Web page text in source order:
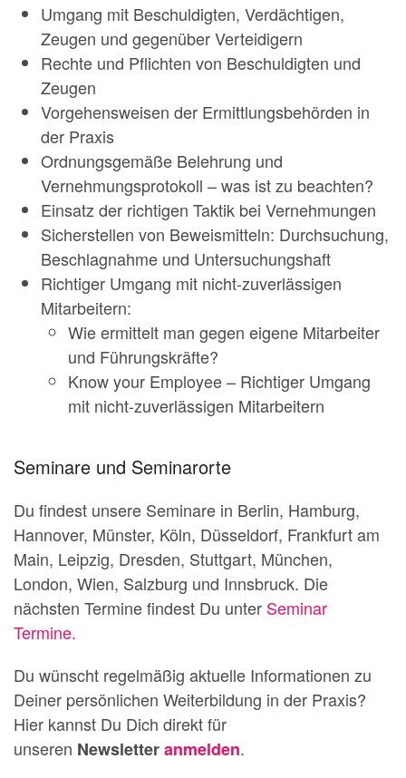
Umgang mit Beschuldigten, Verdächtigen,
Zeugen und gegenüber Verteidigern
Rechte und Pflichten von Beschuldigten und
Zeugen
Vorgehensweisen der Ermittlungsbehörden in
der Praxis
Ordnungsgemäße Belehrung und
Vernehmungsprotokoll – was ist zu beachten?
Einsatz der richtigen Taktik bei Vernehmungen
Sicherstellen von Beweismitteln: Durchsuchung,
Beschlagnahme und Untersuchungshaft
Richtiger Umgang mit nicht-zuverlässigen
Mitarbeitern:
Wie ermittelt man gegen eigene Mitarbeiter
und Führungskräfte?
Know your Employee – Richtiger Umgang
mit nicht-zuverlässigen Mitarbeitern
Seminare und Seminarorte
Du findest unsere Seminare in Berlin, Hamburg,
Hannover, Münster, Köln, Düsseldorf, Frankfurt am
Main, Leipzig, Dresden, Stuttgart, München,
London, Wien, Salzburg und Innsbruck. Die
nächsten Termine findest Du unter Seminar
Termine.
Du wünscht regelmäßig aktuelle Informationen zu
Deiner persönlichen Weiterbildung in der Praxis?
Hier kannst Du Dich direkt für
unseren Newsletteranmelden.